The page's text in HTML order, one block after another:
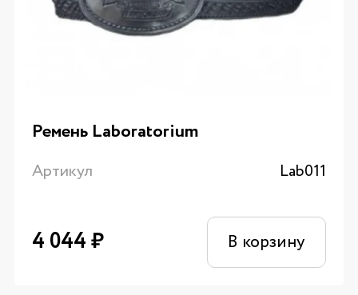
Ремень Laboratorium
Артикул Lab011
4 044₽ В корзину